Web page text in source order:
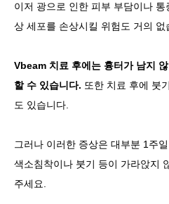
이저 광으로 인한 피부 부담이나
상 세포를 손상시킬 위험도 거의 없
Vbeam 치료 후에는 흉터가 남지
할 수 있습니다. 또한 치료 후에 붓
도 있습니다.
그러나 이러한 증상은 대부분 1주
색소침착이나 붓기 등이 가라앉지
주세요.